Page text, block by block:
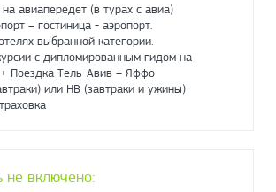
авиапередет (в турах с авиа)
– гостиница - аэропорт.
выбранной категории.
с дипломированным гидом на
Поездка Тель-Авив – Яффо
или НВ (завтраки и ужины)
не включено: